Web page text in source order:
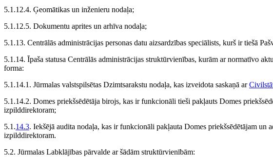
5.1.12.4. Ģeomātikas un inženieru nodaļa;
5.1.12.5. Dokumentu aprites un arhīva nodaļa;
5.1.13. Centrālās administrācijas personas datu aizsardzības speciālists, kurš ir tiešā
5.1.14. Īpaša statusa Centrālās administrācijas struktūrvienības, kurām ar normatīvo
forma:
5.1.14.1. Jūrmalas valstspilsētas Dzimtsarakstu nodaļa, kas izveidota saskaņā ar
5.1.14.2. Domes priekšsēdētāja birojs, kas ir funkcionāli tieši pakļauts Domes
izpilddirektoram;
5.1.14.3. Iekšējā audita nodaļa, kas ir funkcionāli pakļauta Domes priekšsēdētājam un
izpilddirektoram.
5.2. Jūrmalas Labklājības pārvalde ar šādām struktūrvienībām: